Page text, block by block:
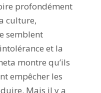
profondément
culture,
semblent
et la
montre qu’ils
empêcher les
Mais il y a